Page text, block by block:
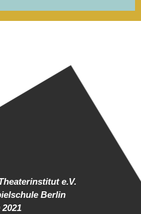
e.V.
Berlin